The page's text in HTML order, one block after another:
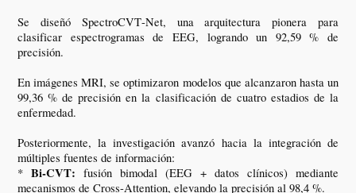
Se diseñó SpectroCVT-Net, una arquitectura pionera para
clasificar espectrogramas de EEG, logrando un 92,59 % de
precisión.
En imágenes MRI, se optimizaron modelos que alcanzaron hasta un
99,36 % de precisión en la clasificación de cuatro estadios de la
enfermedad.
Posteriormente, la investigación avanzó hacia la integración de
múltiples fuentes de información:
*Bi-CVT: fusión bimodal (EEG + datos clínicos) mediante
mecanismos de Cross-Attention, elevando la precisión al 98,4 %.